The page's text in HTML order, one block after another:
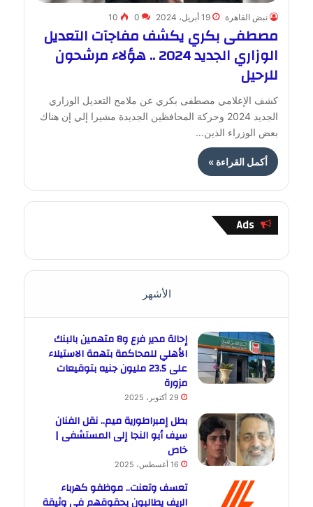
نبض القاهرة 19 أبريل، 2024 0
10
مصطفى بكري يكشف مفاجآت التعديل
الوزاري الجديد 2024 .. هؤلاء مرشحون
للرحيل
كشف الإعلامي مصطفى بكري عن ملامح التعديل الوزاري
الجديد 2024 وحركة المحافظين الجديدة مشيرا إلي إن هناك
بعض الوزراء الذين…
أكمل القراءة »
Ads
الأشهر
إحالة مدير فرع و8 متهمين بالبنك
الأهلي للمحاكمة بتهمة الاستيلاء
على 23.5 مليون جنيه بتوقيعات
مزورة
29 أكتوبر، 2025
بطل إمبراطورية ميم.. نقل الفنان
سيف أبو النجا إلى المستشفى |
خاص
16 أغسطس، 2025
تعسف وتعنت.. موظفو كهرباء
الريف يطالبون بحقوقهم في وثيقة